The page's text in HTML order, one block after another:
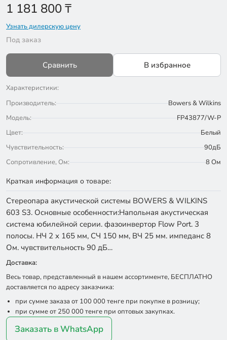
1 181 800₸
Узнать дилерскую цену
Под заказ
Сравнить В избранное
Характеристики:
Производитель:
Bowers & Wilkins
Модель:
FP43877/W-P
Цвет:
Белый
Чувствительность:
90дБ
Сопротивление, Ом:
8 Ом
Краткая информация о товаре:
Стереопара акустической системы BOWERS & WILKINS
603 S3. Основные особенности:Напольная акустическая
система юбилейной серии. фазоинвертор Flow Port. 3
полосы. НЧ 2 х 165 мм, СЧ 150 мм, ВЧ 25 мм. импеданс 8
Ом. чувствительность 90 дБ…
Доставка:
Весь товар, представленный в нашем ассортименте, БЕСПЛАТНО
доставляется по адресу заказчика:
при сумме заказа от 100 000 тенге при покупке в розницу;
при сумме от 250 000 тенге при оптовых закупках.
Заказать в WhatsApp